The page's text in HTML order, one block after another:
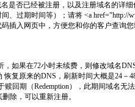
是否已经被注册，以及注册域名的详
、过期时间等）；请将 <a href="http://
码插入网页中，方便您和你的客户查询
，如果在72小时未续费，则修改域名
恢复原来的DNS，刷新时间大概是24－
赎回期（Redemption），此期间域名无
除，可以重新注册。